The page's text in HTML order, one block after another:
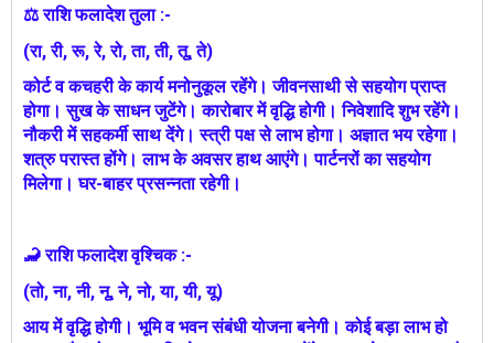
⚖ राशि फलादेश तुला :-
(रा, री, रू, रे, रो, ता, ती, तू, ते)
कोर्ट व कचहरी के कार्य मनोनुकूल रहेंगे। जीवनसाथी से सहयोग प्राप्त
होगा। सुख के साधन जुटेंगे। कारोबार में वृद्धि होगी। निवेशादि शुभ रहेंगे।
नौकरी में सहकर्मी साथ देंगे। स्त्री पक्ष से लाभ होगा। अज्ञात भय रहेगा।
शत्रु परास्त होंगे। लाभ के अवसर हाथ आएंगे। पार्टनरों का सहयोग
मिलेगा। घर-बाहर प्रसन्नता रहेगी।
🦂 राशि फलादेश वृश्चिक :-
(तो, ना, नी, नू, ने, नो, या, यी, यू)
आय में वृद्धि होगी। भूमि व भवन संबंधी योजना बनेगी। कोई बड़ा लाभ हो